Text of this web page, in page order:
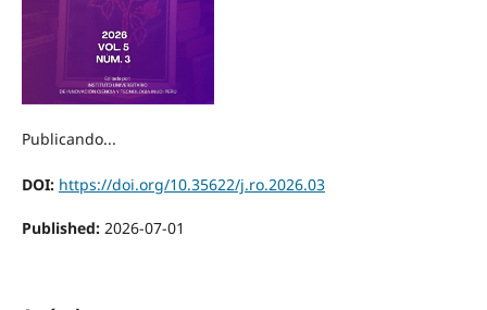
Publicando...
DOI: https://doi.org/10.35622/j.ro.2026.03
Published: 2026-07-01